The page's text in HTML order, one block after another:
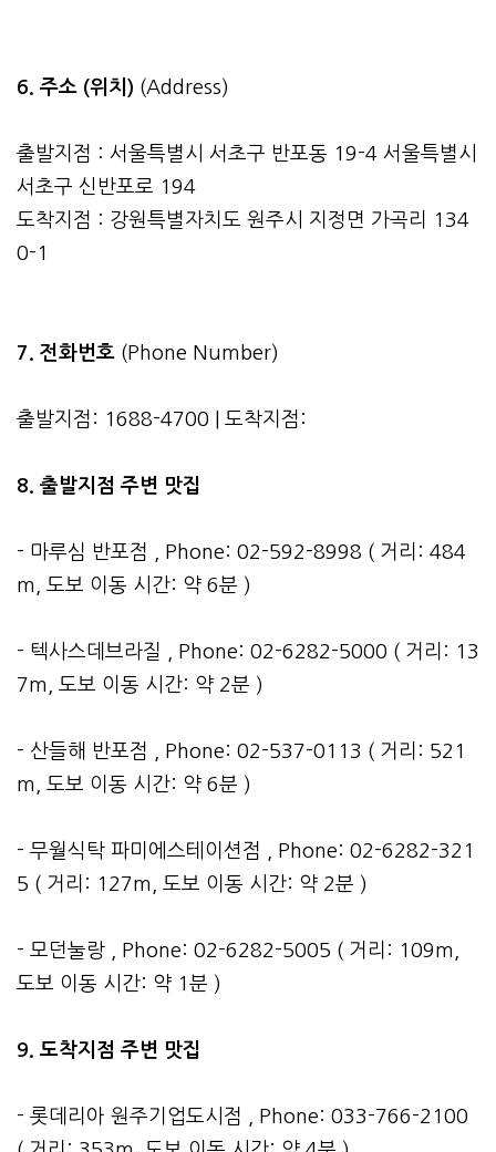
6. 주소 (위치) (Address)
출발지점 : 서울특별시 서초구 반포동 19-4 서울특별시
서초구 신반포로 194
도착지점 : 강원특별자치도 원주시 지정면 가곡리 134
0-1
7. 전화번호 (Phone Number)
출발지점: 1688-4700 | 도착지점:
8. 출발지점 주변 맛집
- 마루심 반포점 , Phone: 02-592-8998 ( 거리: 484
m, 도보 이동 시간: 약 6분 )
- 텍사스데브라질 , Phone: 02-6282-5000 ( 거리: 13
7m, 도보 이동 시간: 약 2분 )
- 산들해 반포점 , Phone: 02-537-0113 ( 거리: 521
m, 도보 이동 시간: 약 6분 )
- 무월식탁 파미에스테이션점 , Phone: 02-6282-321
5 ( 거리: 127m, 도보 이동 시간: 약 2분 )
- 모던눌랑 , Phone: 02-6282-5005 ( 거리: 109m,
도보 이동 시간: 약 1분 )
9. 도착지점 주변 맛집
- 롯데리아 원주기업도시점 , Phone: 033-766-2100